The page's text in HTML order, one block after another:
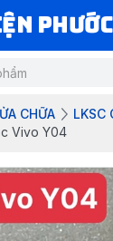
CHỮA
LKSC
Vivo Y04